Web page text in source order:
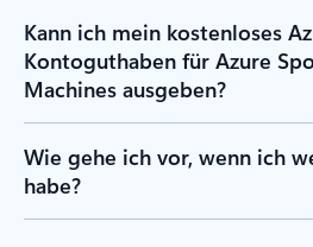
Kann ich mein kostenloses
Kontoguthaben für Azure
Machines ausgeben?
Wie gehe ich vor, wenn ich
habe?